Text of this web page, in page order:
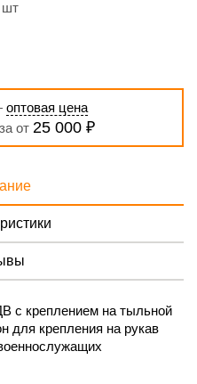
шт
оптовая цена
от 25 000 ₽
с креплением на тыльной
для крепления на рукав